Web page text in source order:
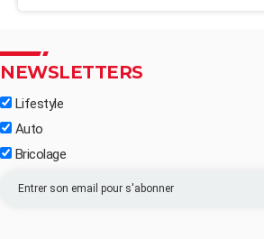
NEWSLETTERS
Lifestyle
Auto
Bricolage